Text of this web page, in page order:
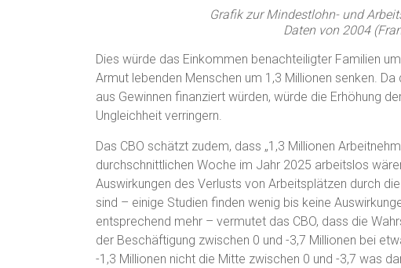
Grafik zur Mindestlohn- und
Daten von 2004
Dies würde das Einkommen benachteiligter Familien
Armut lebenden Menschen um 1,3 Millionen senken.
aus Gewinnen finanziert würden, würde die Erhöhung
Ungleichheit verringern.
Das CBO schätzt zudem, dass „1,3 Millionen
durchschnittlichen Woche im Jahr 2025 arbeitslos
Auswirkungen des Verlusts von Arbeitsplätzen durch
sind – einige Studien finden wenig bis keine
entsprechend mehr – vermutet das CBO, dass die
der Beschäftigung zwischen 0 und -3,7 Millionen bei
-1,3 Millionen nicht die Mitte zwischen 0 und -3,7 was